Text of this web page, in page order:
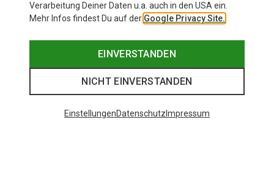
Verarbeitung Deiner Daten u.a. auch in den USA ein.
Mehr Infos findest Du auf der Google Privacy Site.
EINVERSTANDEN
NICHT EINVERSTANDEN
EinstellungenDatenschutz Impressum